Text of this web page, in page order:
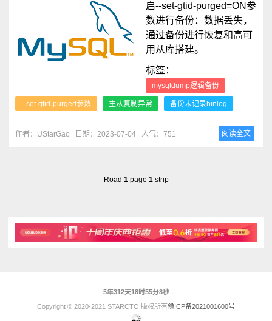
启--set-gtid-purged=ON参
数进行备份：数据丢失，
通过备份进行恢复和高可
用从库搭建。
标签：
mysqldump逻辑备份
--set-gtid-purged参数 主从复制异常 备份未记录binlog
作者：UStarGao 日期：2023-07-04 人气：751 阅读全文
Road 1page 1strip
5年312天18时55分8秒
Copyright © 2020-2021 STARCTO 版权所有豫ICP备2021001600号